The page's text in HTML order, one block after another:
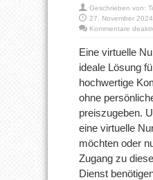
Geschrieben von:
27. November
Kommentare
Eine virtuelle
ideale Lösung
hochwertige
ohne
preiszugeben.
eine virtuelle
möchten oder
Zugang zu
Dienst